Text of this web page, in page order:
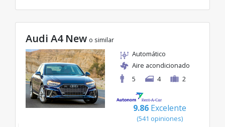
Audi A4 New o similar
Automático
Aire acondicionado
5
4 2
9.86 Excelente
(541 opiniones)